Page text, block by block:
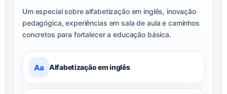
Um especial sobre alfabetização em inglês, inovação
pedagógica, experiências em sala de aula e caminhos
concretos para fortalecer a educação básica.
Aa Alfabetização em inglês